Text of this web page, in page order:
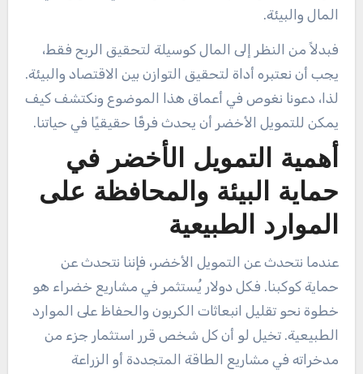
المال والبيئة.
فبدلاً من النظر إلى المال كوسيلة لتحقيق الربح فقط،
يجب أن نعتبره أداة لتحقيق التوازن بين الاقتصاد والبيئة.
لذا، دعونا نغوص في أعماق هذا الموضوع ونكتشف كيف
يمكن للتمويل الأخضر أن يحدث فرقًا حقيقيًا في حياتنا.
أهمية التمويل الأخضر في
حماية البيئة والمحافظة على
الموارد الطبيعية
عندما نتحدث عن التمويل الأخضر، فإننا نتحدث عن
حماية كوكبنا. فكل دولار يُستثمر في مشاريع خضراء هو
خطوة نحو تقليل انبعاثات الكربون والحفاظ على الموارد
الطبيعية. تخيل لو أن كل شخص قرر استثمار جزء من
مدخراته في مشاريع الطاقة المتجددة أو الزراعة